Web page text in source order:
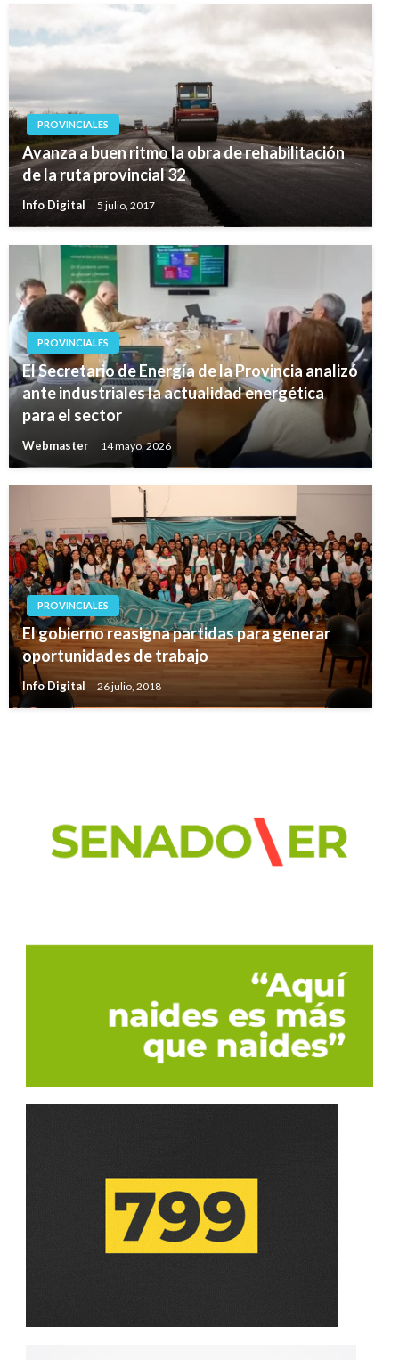
PROVINCIALES
Avanza a buen ritmo la obra de rehabilitación
de la ruta provincial 32
Info Digital 5 julio, 2017
PROVINCIALES
El Secretario de Energía de la Provincia analizó
ante industriales la actualidad energética
para el sector
Webmaster 14 mayo, 2026
PROVINCIALES
El gobierno reasigna partidas para generar
oportunidades de trabajo
Info Digital 26 julio, 2018